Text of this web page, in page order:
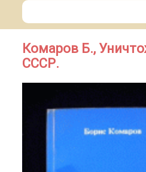
Комаров Б.,
СССР.